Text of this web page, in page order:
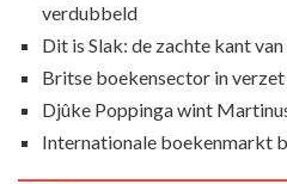
verdubbeld
Dit is Slak: de zachte kant
Britse boekensector in
Djûke Poppinga wint
Internationale boekenmarkt